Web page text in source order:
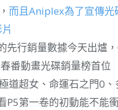
而且Aniplex為了宣傳光
先行銷量數據今天出爐
番動畫光碟銷量榜首位
道超女、命運石之門0
P5第一卷的初動能不能